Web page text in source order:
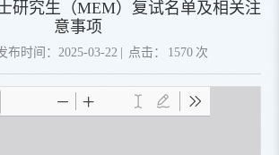
研究生（MEM）复试名单及相关注
意事项
布时间：2025-03-22 点击： 1570 次